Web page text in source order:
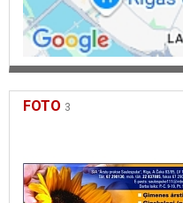
FOTO 3